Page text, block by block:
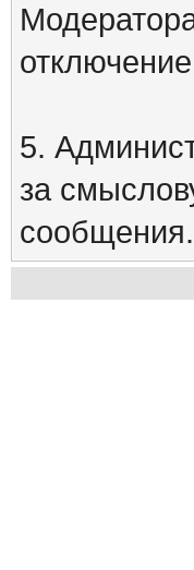
5.
за
сообщения.